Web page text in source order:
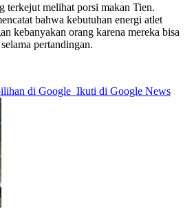
terkejut melihat porsi makan Tien.
bahwa kebutuhan energi atlet
kebanyakan orang karena mereka bisa
pertandingan.
di Google Ikuti di Google News